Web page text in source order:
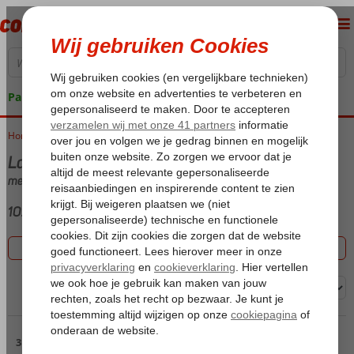
Pakketgarantie
Home Vakantie reizen
Last minute Side
met Hotel
102 aanbiedingen
Filter 102 aanbiedingen
Sorteren op:
31 t/m 45 van de 102 accommodaties